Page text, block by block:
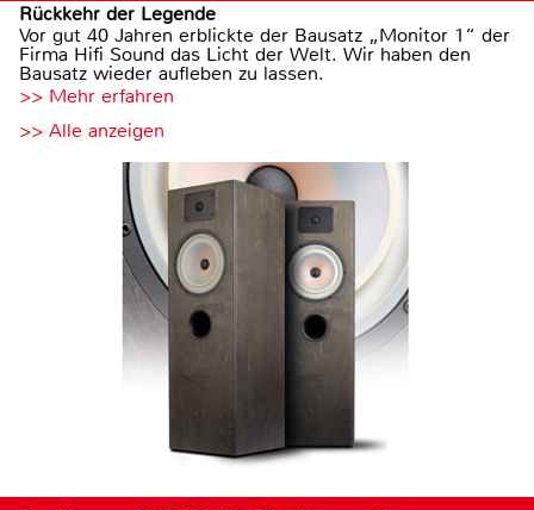
Rückkehr der Legende
Vor gut 40 Jahren erblickte der Bausatz „Monitor 1“ der
Firma Hifi Sound das Licht der Welt. Wir haben den
Bausatz wieder aufleben zu lassen.
>> Mehr erfahren
>> Alle anzeigen